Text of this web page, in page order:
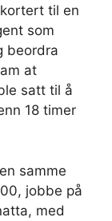
til en
som
beordra
at
satt til å
18 timer
samme
jobbe på
med